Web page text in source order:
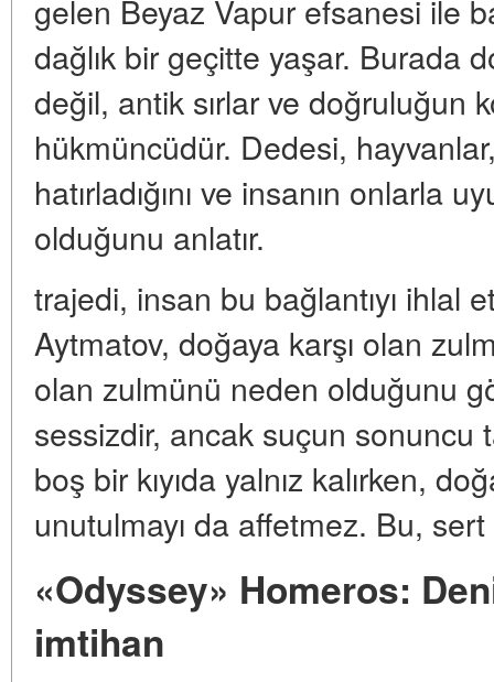
gelen Beyaz Vapur efsanesi ile
dağlık bir geçitte yaşar. Burada
değil, antik sırlar ve doğruluğun
hükmüncüdür. Dedesi,
hatırladığını ve insanın onlarla
olduğunu anlatır.
trajedi, insan bu bağlantıyı ihlal
Aytmatov, doğaya karşı olan
olan zulmünü neden olduğunu
sessizdir, ancak suçun sonuncu
boş bir kıyıda yalnız kalırken,
unutulmayı da affetmez. Bu,
«Odyssey» Homeros:
imtihan